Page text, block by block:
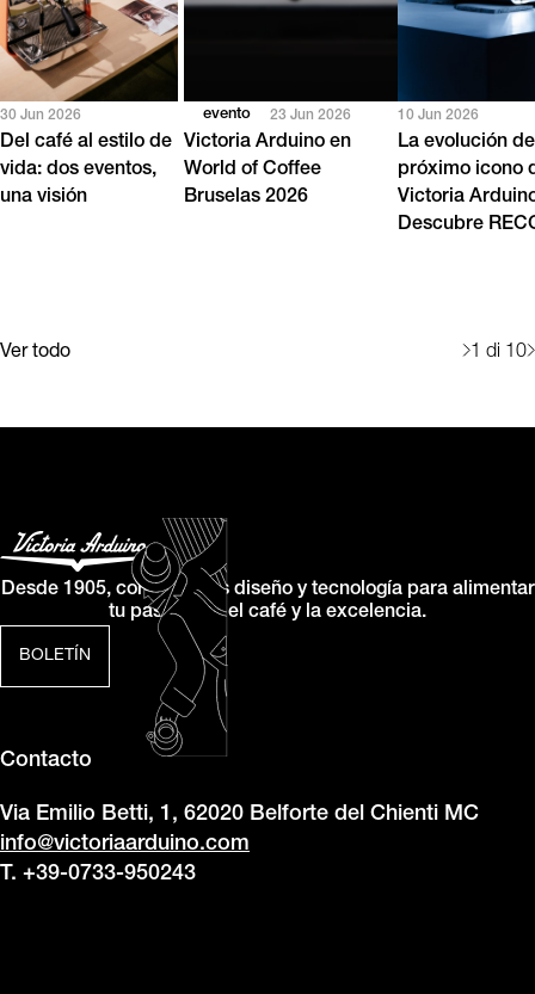
Ver todo 1 di 10
30 Jun 2026
Del café al estilo de
vida: dos eventos,
una visión
evento 23 Jun 2026
Victoria Arduino en
World of Coffee
Bruselas 2026
10 Jun 2026
La evolución
próximo icono
Victoria
Descubre
BOLETÍN
Desde 1905, combinamos diseño y tecnología para alimentar
tu pasión por el café y la excelencia.
Contacto
Via Emilio Betti, 1, 62020 Belforte del Chienti MC
info@victoriaarduino.com
T. +39-0733-950243